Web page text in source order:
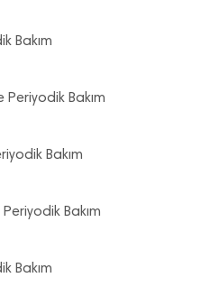
Bakım
Periyodik Bakım
Bakım
Bakım
Bakım